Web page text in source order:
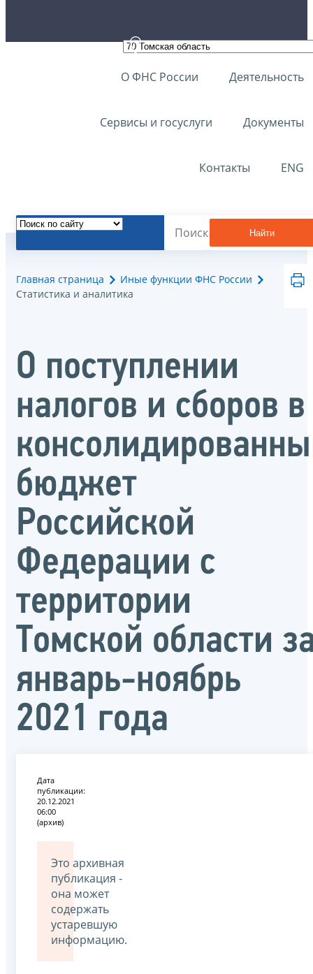
О ФНС России Деятельность
Сервисы и госуслуги Документы
Контакты ENG
Найти
Главная страница
Иные функции ФНС России
Статистика и аналитика
О поступлении
налогов и сборов в
бюджет
Российской
Федерации с
территории
Томской области
январь-ноябрь
2021 года
Дата
публикации:
20.12.2021
06:00
(архив)
Это архивная
публикация -
она может
содержать
устаревшую
информацию.